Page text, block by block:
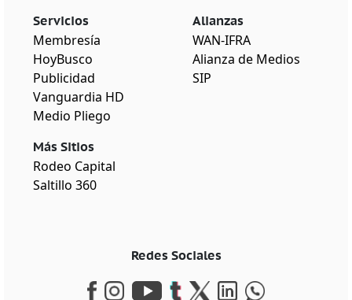
Servicios
Membresía
HoyBusco
Publicidad
Vanguardia HD
Medio Pliego
Más Sitios
Rodeo Capital
Saltillo 360
Alianzas
WAN-IFRA
Alianza de Medios
SIP
Redes Sociales